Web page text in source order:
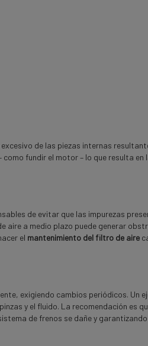
de las piezas internas
fundir el motor – lo que resulta en
de evitar que las impurezas
a medio plazo puede generar
el mantenimiento del filtro de aire
exigiendo cambios periódicos. Un
y el fluido. La recomendación es
de frenos se dañe y